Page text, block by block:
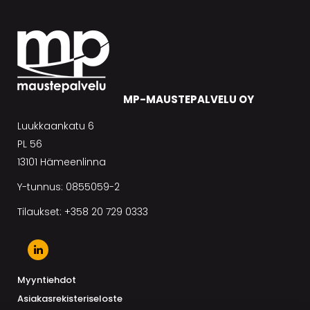
MP-MAUSTEPALVELU OY
Luukkaankatu 6
PL 56
13101 Hämeenlinna
Y-tunnus: 0855059-2
Tilaukset: +358 20 729 0333
Myyntiehdot
Asiakasrekisteriseloste